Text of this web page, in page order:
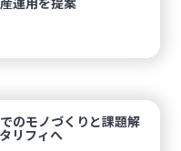
のモノづくりと課題解
リフィへ